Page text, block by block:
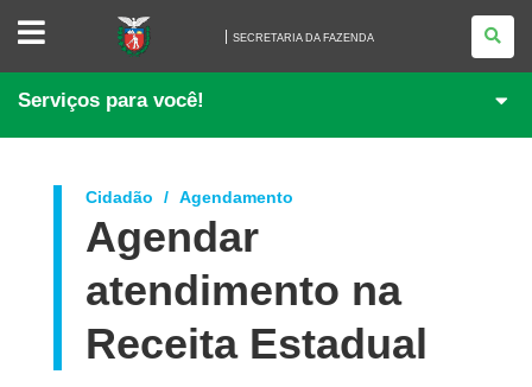
SECRETARIA
FAZENDA
SECRETARIA DA FAZENDA
Serviços para você!
Cidadão Agendamento
Agendar
atendimento na
Receita Estadual